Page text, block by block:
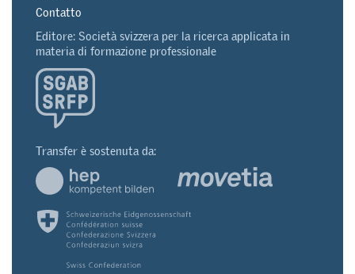
Contatto
Editore: Società svizzera per la ricerca applicata in
materia di formazione professionale
Transfer è sostenuta da: